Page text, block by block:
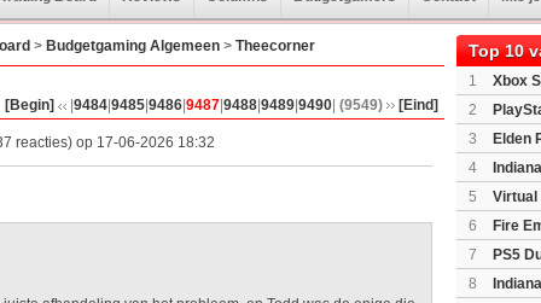
> Budgetgaming Algemeen > Theecorner
[Begin] 9484 9485 9486 9487 9488 9489 9490 (9549) [Eind]
reacties) op 17-06-2026 18:32
Top 10
1
Xbox
2
3
Elden
4
Edition
5
Virtual
6
Fire
(Switch2)
7
PS5
Light
8